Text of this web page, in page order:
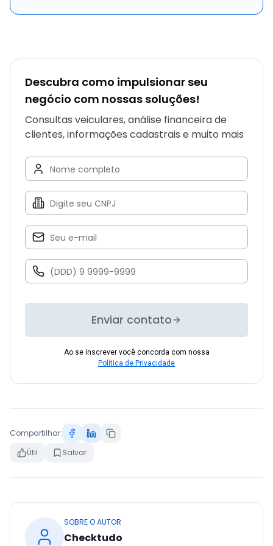
Descubra como impulsionar seu
negócio com nossas soluções!
Consultas veiculares, análise financeira de
clientes, informações cadastrais e muito mais
Enviar contato
Ao se inscrever você concorda com nossa
Política de Privacidade
Compartilhar:
Útil
Salvar
SOBRE O AUTOR
Checktudo